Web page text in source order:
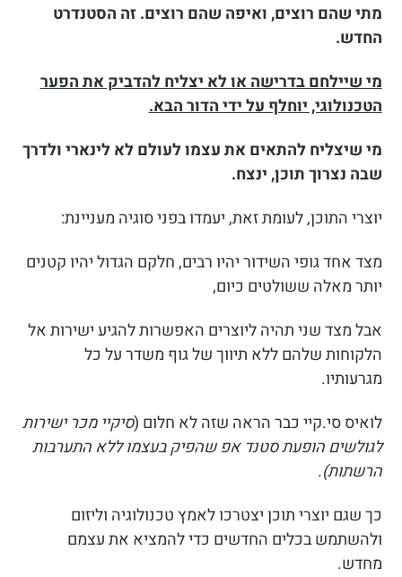
מתי שהם רוצים, ואיפה שהם רוצים. זה הסטנדרט
החדש.
מי שיילחם בדרישה או לא יצליח להדביק את הפער
הטכנולוגי, יוחלף על ידי הדור הבא.
מי שיצליח להתאים את עצמו לעולם לא לינארי ולדרך
שבה נצרוך תוכן, ינצח.
יוצרי התוכן, לעומת זאת, יעמדו בפני סוגיה מעניינת:
מצד אחד גופי השידור יהיו רבים, חלקם הגדול יהיו קטנים
יותר מאלה ששולטים כיום,
אבל מצד שני תהיה ליוצרים האפשרות להגיע ישירות אל
הלקוחות שלהם ללא תיווך של גוף משדר על כל
מגרעותיו.
לואיס סי.קיי כבר הראה שזה לא חלום (סיקיי מכר ישירות
לגולשים הופעת סטנד אפ שהפיק בעצמו ללא התערבות
הרשתות).
כך שגם יוצרי תוכן יצטרכו לאמץ טכנולוגיה וליזום
ולהשתמש בכלים החדשים כדי להמציא את עצמם
מחדש.